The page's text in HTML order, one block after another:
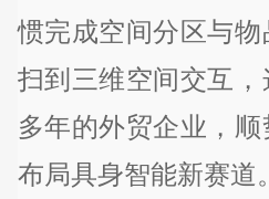
惯完成空间分区与
扫到三维空间交互
多年的外贸企业，
布局具身智能新赛道